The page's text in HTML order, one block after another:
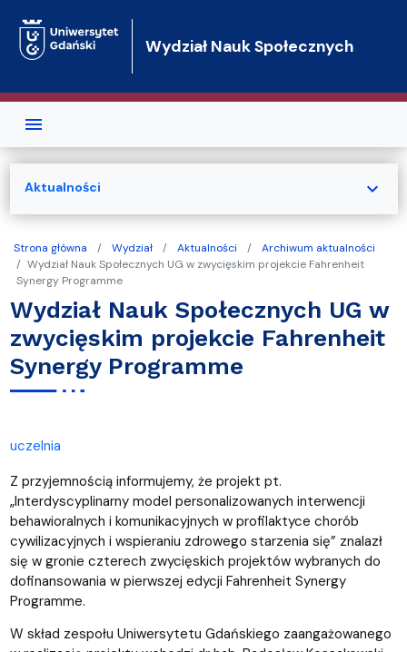
Wydział Nauk Społecznych
Strona główna Wydział Aktualności
Archiwum aktualności
Wydział Nauk Społecznych UG w zwycięskim projekcie Fahrenheit
Synergy Programme
Wydział Nauk Społecznych UG w
zwycięskim projekcie Fahrenheit
Synergy Programme
uczelnia
Z przyjemnością informujemy, że projekt pt.
„Interdyscyplinarny model personalizowanych interwencji
behawioralnych i komunikacyjnych w profilaktyce chorób
cywilizacyjnych i wspieraniu zdrowego starzenia się” znalazł
się w gronie czterech zwycięskich projektów wybranych do
dofinansowania w pierwszej edycji Fahrenheit Synergy
Programme.
W skład zespołu Uniwersytetu Gdańskiego zaangażowanego
Aktualności expand_more